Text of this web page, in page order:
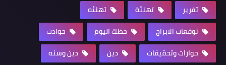
تقرير
تهنئة
تهنئه
توقعات الابراج
حظك اليوم
حوادث
حوارات وتحقيقات
دين
دين وسنه